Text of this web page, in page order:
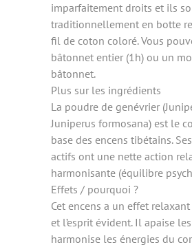
imparfaitement droits et ils
traditionnellement en botte
fil de coton coloré. Vous
bâtonnet entier (1h) ou un
bâtonnet.
Plus sur les ingrédients
La poudre de genévrier
Juniperus formosana) est le
base des encens tibétains.
actifs ont une nette action
harmonisante (équilibre
Effets / pourquoi ?
Cet encens a un effet
et l’esprit évident. Il apaise
harmonise les énergies du